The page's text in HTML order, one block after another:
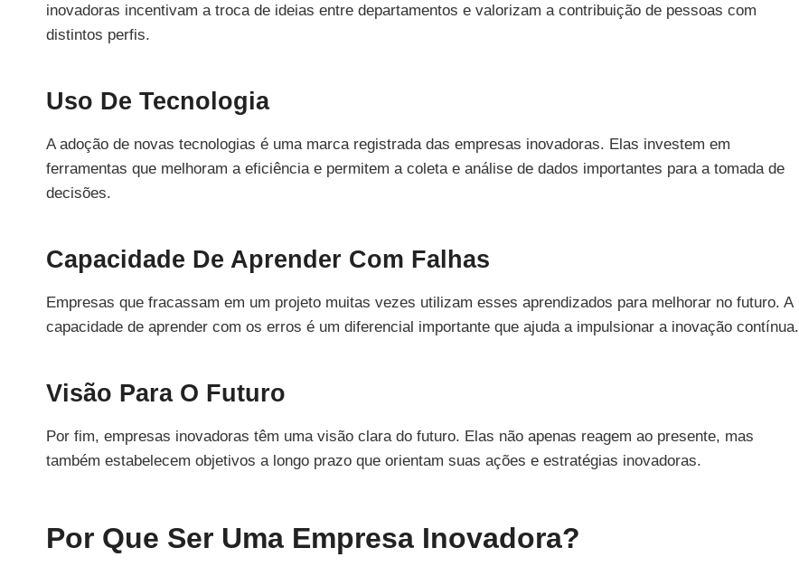
inovadoras incentivam a troca de ideias entre departamentos e valorizam a contribuição de pessoas com
distintos perfis.
Uso De Tecnologia
A adoção de novas tecnologias é uma marca registrada das empresas inovadoras. Elas investem em
ferramentas que melhoram a eficiência e permitem a coleta e análise de dados importantes para a tomada de
decisões.
Capacidade De Aprender Com Falhas
Empresas que fracassam em um projeto muitas vezes utilizam esses aprendizados para melhorar no futuro. A
capacidade de aprender com os erros é um diferencial importante que ajuda a impulsionar a inovação contínua.
Visão Para O Futuro
Por fim, empresas inovadoras têm uma visão clara do futuro. Elas não apenas reagem ao presente, mas
também estabelecem objetivos a longo prazo que orientam suas ações e estratégias inovadoras.
Por Que Ser Uma Empresa Inovadora?